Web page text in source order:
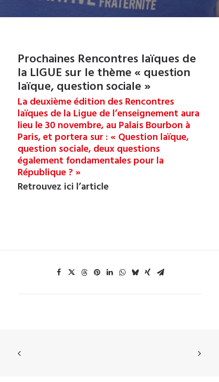
Prochaines Rencontres laïques de
la LIGUE sur le thème « question
laïque, question sociale »
La deuxième édition des Rencontres
laïques de la Ligue de l’enseignement aura
lieu le 30 novembre, au Palais Bourbon à
Paris, et portera sur : « Question laïque,
question sociale,deux questions
également fondamentales pour la
République ? »
Retrouvez ici l’article